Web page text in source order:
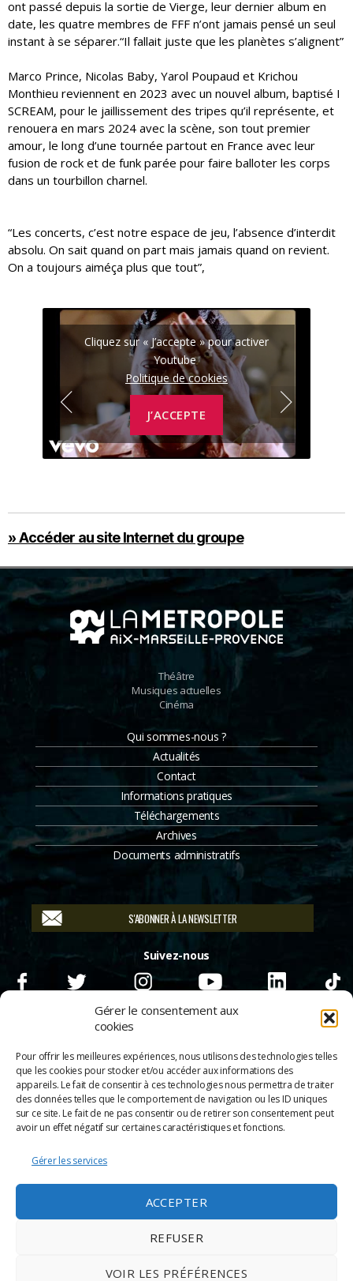
Gérer le consentement aux
cookies
Pour offrir les meilleures expériences, nous utilisons des technologies telles
que les cookies pour stocker et/ou accéder aux informations des
appareils. Le fait de consentir à ces technologies nous permettra de traiter
des données telles que le comportement de navigation ou les ID uniques
sur ce site. Le fait de ne pas consentir ou de retirer son consentement peut
avoir un effet négatif sur certaines caractéristiques et fonctions.
Gérer les services
ACCEPTER
REFUSER
VOIR LES PRÉFÉRENCES
ont passé depuis la sortie de Vierge, leur dernier album en
date, les quatre membres de FFF n’ont jamais pensé un seul
instant à se séparer.“Il fallait juste que les planètes s’alignent”
Marco Prince, Nicolas Baby, Yarol Poupaud et Krichou
Monthieu reviennent en 2023 avec un nouvel album, baptisé I
SCREAM, pour le jaillissement des tripes qu’il représente, et
renouera en mars 2024 avec la scène, son tout premier
amour, le long d’une tournée partout en France avec leur
fusion de rock et de funk parée pour faire balloter les corps
dans un tourbillon charnel.
“Les concerts, c’est notre espace de jeu, l’absence d’interdit
absolu. On sait quand on part mais jamais quand on revient.
On a toujours aiméça plus que tout”,
Cliquez sur « J’accepte » pour activer
Youtube
Politique de cookies
J’ACCEPTE
» Accéder au site Internet du groupe
Théâtre
Musiques actuelles
Cinéma
Qui sommes-nous ?
Actualités
Contact
Informations pratiques
Téléchargements
Archives
Documents administratifs
S'ABONNER À LA NEWSLETTER
Suivez-nous
© 2026Scènes & Cinés
Appels d’offre
Espace Pro